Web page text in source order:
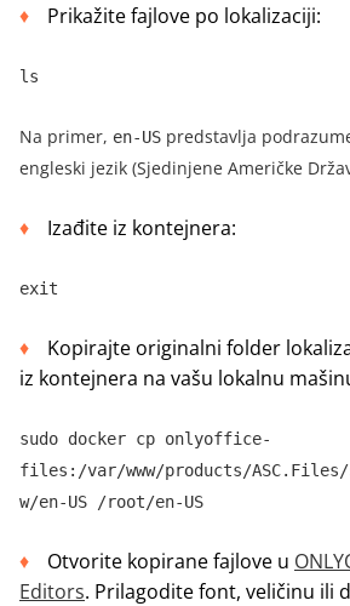
Prikažite fajlove po lokalizaciji:
ls
Na primer, en-US predstavlja
engleski jezik (Sjedinjene Američke
Izađite iz kontejnera:
exit
Kopirajte originalni folder
iz kontejnera na vašu lokalnu
sudo docker cp onlyoffice-
files:/var/www/products/ASC.Files/
w/en-US /root/en-US
Otvorite kopirane fajlove u
Editors. Prilagodite font, veličinu ili